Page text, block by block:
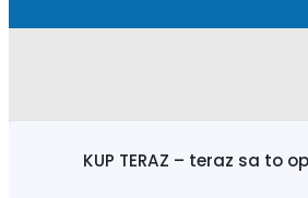
KUP TERAZ – teraz sa to